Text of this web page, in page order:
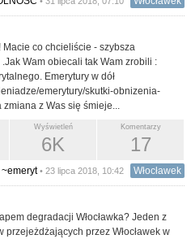
co chcieliście - szybsza
Wam obiecali tak Wam zrobili :
Emerytury w dół
emerytury/skutki-obnizenia-
z Was się śmieje...
Komentarzy
17
Wyświetleń
6K
~emeryt• 23 lipca 2018, 10:42 Włocławek
degradacji Włocławka? Jeden z
przez Włocławek w